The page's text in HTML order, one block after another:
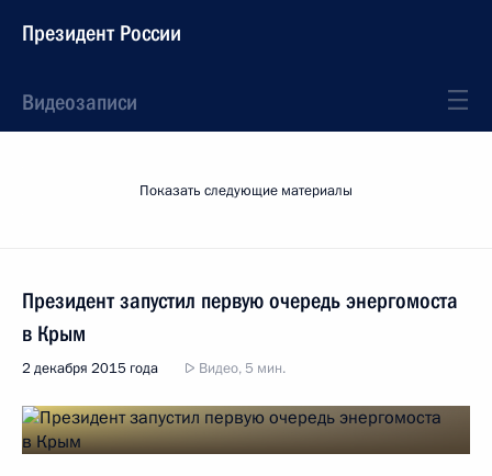
Президент России
Видеозаписи
Показать следующие материалы
Президент запустил первую очередь энергомоста
в Крым
2 декабря 2015 года Видео, 5 мин.